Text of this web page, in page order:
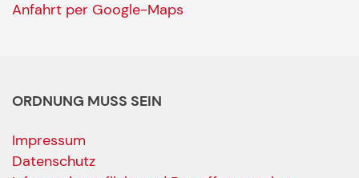
Anfahrt per Google-Maps
ORDNUNG MUSS SEIN
Impressum
Datenschutz